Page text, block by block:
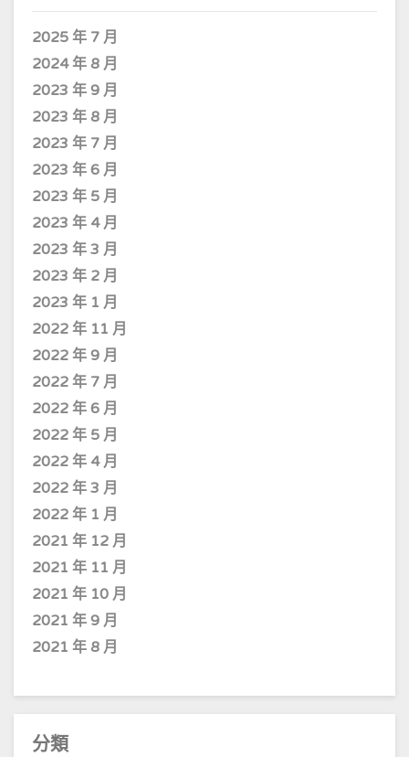
2025 年 7 月
2024 年 8 月
2023 年 9 月
2023 年 8 月
2023 年 7 月
2023 年 6 月
2023 年 5 月
2023 年 4 月
2023 年 3 月
2023 年 2 月
2023 年 1 月
2022 年 11 月
2022 年 9 月
2022 年 7 月
2022 年 6 月
2022 年 5 月
2022 年 4 月
2022 年 3 月
2022 年 1 月
2021 年 12 月
2021 年 11 月
2021 年 10 月
2021 年 9 月
2021 年 8 月
分類